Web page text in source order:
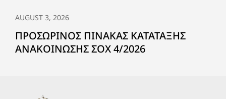
AUGUST 3, 2026
ΠΡΟΣΩΡΙΝΟΣ ΠΙΝΑΚΑΣ ΚΑΤΑΤΑΞΗΣ
ΑΝΑΚΟΙΝΩΣΗΣ ΣΟΧ 4/2026